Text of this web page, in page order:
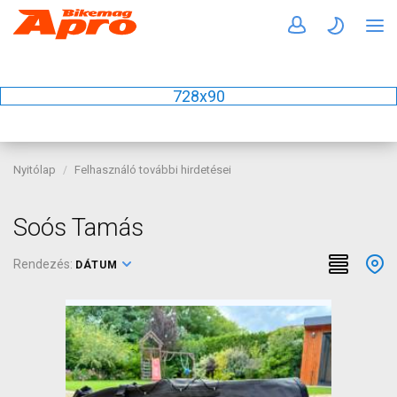
728x90
Nyitólap Felhasználó további hirdetései
Soós Tamás
Rendezés: DÁTUM